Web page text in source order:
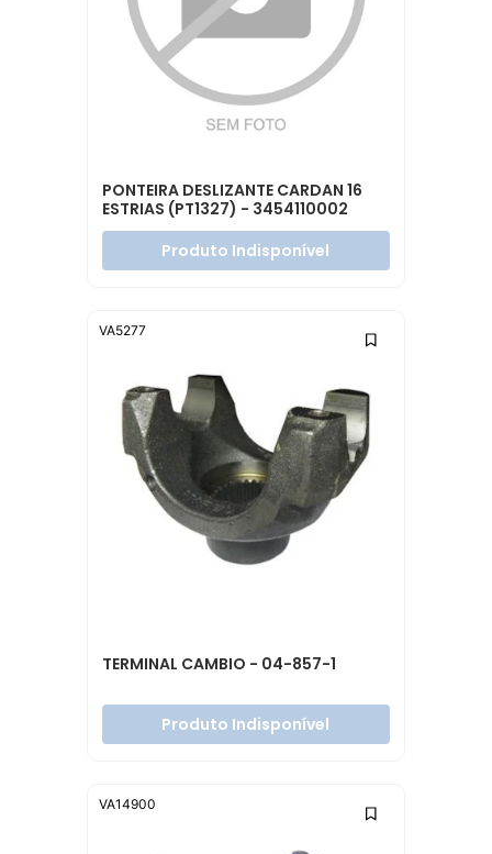
PONTEIRA DESLIZANTE CARDAN 16
ESTRIAS (PT1327) - 3454110002
Produto Indisponível
TERMINAL CAMBIO - 04-857-1
Produto Indisponível
VA5277
VA14900